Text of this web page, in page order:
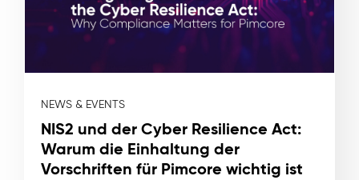
NEWS & EVENTS
NIS2 und der Cyber Resilience Act:
Warum die Einhaltung der
Vorschriften für Pimcore wichtig ist